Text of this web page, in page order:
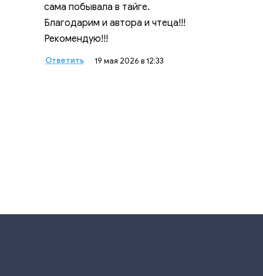
сама побывала в тайге.
Благодарим и автора и чтеца!!!
Рекомендую!!!
Ответить 19 мая 2026 в 12:33